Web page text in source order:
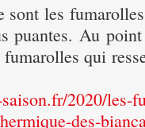
sont les
puantes. Au
qui
2020/les-
des-